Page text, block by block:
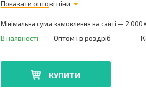
Показати оптові ціни
Мінімальна сума замовлення на сайті — 2 000
В наявності Оптом і в роздріб
КУПИТИ